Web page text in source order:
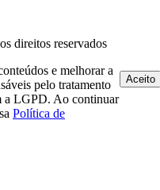
direitos reservados
e melhorar a
pelo tratamento
a LGPD. Ao continuar
Política de
Aceito